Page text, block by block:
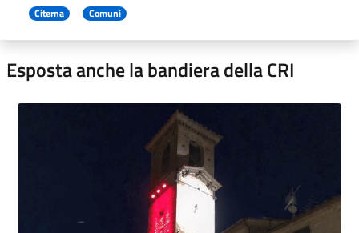
Citerna Comuni
Esposta anche la bandiera della CRI